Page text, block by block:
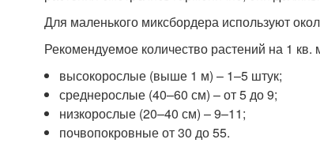
Для маленького миксбордера используют
Рекомендуемое количество растений на 1 кв.
высокорослые (выше 1 м) – 1–5 штук;
среднерослые (40–60 см) – от 5 до 9;
низкорослые (20–40 см) – 9–11;
почвопокровные от 30 до 55.